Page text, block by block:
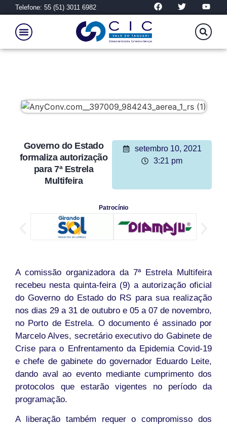
Telefone: 55 (51) 3011 6982
Governo do Estado
formaliza autorização
para 7ª Estrela
Multifeira
setembro 10, 2021
3:21 pm
Patrocínio
A comissão organizadora da 7ª Estrela Multifeira
recebeu nesta quinta-feira (9) a autorização oficial
do Governo do Estado do RS para sua realização
nos dias 29 a 31 de outubro e 05 a 07 de novembro,
no Porto de Estrela. O documento é assinado por
Marcelo Alves, secretário executivo do Gabinete de
Crise para o Enfrentamento da Epidemia Covid-19
e chefe de gabinete do governador Eduardo Leite,
dando aval ao evento mediante cumprimento dos
protocolos que estarão vigentes no período da
programação.
A liberação também requer o compromisso dos